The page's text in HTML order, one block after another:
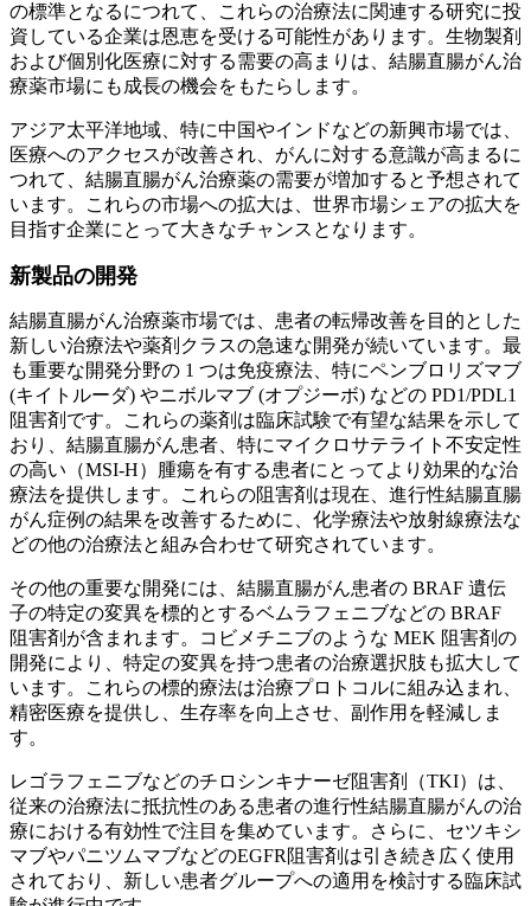
の標準となるにつれて、これらの治療法に関連する研究に投
資している企業は恩恵を受ける可能性があります。生物製剤
および個別化医療に対する需要の高まりは、結腸直腸がん治
療薬市場にも成長の機会をもたらします。
アジア太平洋地域、特に中国やインドなどの新興市場では、
医療へのアクセスが改善され、がんに対する意識が高まるに
つれて、結腸直腸がん治療薬の需要が増加すると予想されて
います。これらの市場への拡大は、世界市場シェアの拡大を
目指す企業にとって大きなチャンスとなります。
新製品の開発
結腸直腸がん治療薬市場では、患者の転帰改善を目的とした
新しい治療法や薬剤クラスの急速な開発が続いています。最
も重要な開発分野の 1 つは免疫療法、特にペンブロリズマブ
(キイトルーダ) やニボルマブ (オプジーボ) などの PD1/PDL1
阻害剤です。これらの薬剤は臨床試験で有望な結果を示して
おり、結腸直腸がん患者、特にマイクロサテライト不安定性
の高い（MSI-H）腫瘍を有する患者にとってより効果的な治
療法を提供します。これらの阻害剤は現在、進行性結腸直腸
がん症例の結果を改善するために、化学療法や放射線療法な
どの他の治療法と組み合わせて研究されています。
その他の重要な開発には、結腸直腸がん患者の BRAF 遺伝
子の特定の変異を標的とするベムラフェニブなどの BRAF
阻害剤が含まれます。コビメチニブのような MEK 阻害剤の
開発により、特定の変異を持つ患者の治療選択肢も拡大して
います。これらの標的療法は治療プロトコルに組み込まれ、
精密医療を提供し、生存率を向上させ、副作用を軽減しま
す。
レゴラフェニブなどのチロシンキナーゼ阻害剤（TKI）は、
従来の治療法に抵抗性のある患者の進行性結腸直腸がんの治
療における有効性で注目を集めています。さらに、セツキシ
マブやパニツムマブなどのEGFR阻害剤は引き続き広く使用
されており、新しい患者グループへの適用を検討する臨床試